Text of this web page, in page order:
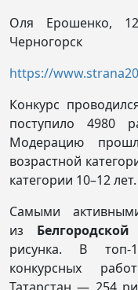
Оля Ерошенко,
Черногорск
https://
Конкурс
поступило 4980
Модерацию
возрастной
категории 10–12 лет.
Самыми
из
рисунка. В топ-
конкурсных